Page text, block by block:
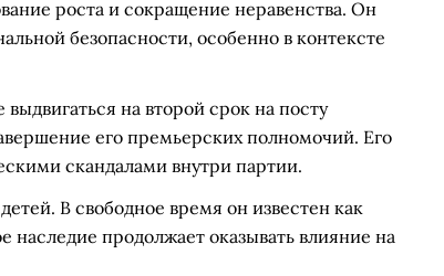
роста и сокращение неравенства. Он
безопасности, особенно в контексте
на второй срок на посту
его премьерских полномочий. Его
скандалами внутри партии.
В свободное время он известен как
наследие продолжает оказывать влияние на